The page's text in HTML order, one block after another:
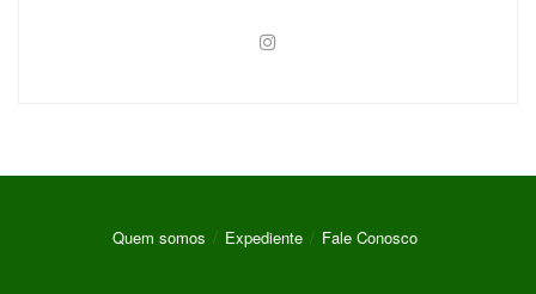
Quem somos Expediente Fale Conosco